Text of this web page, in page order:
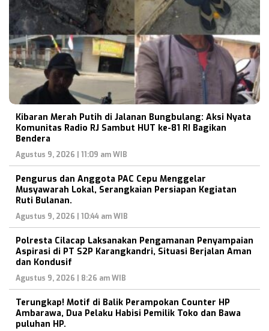
Kibaran Merah Putih di Jalanan Bungbulang: Aksi Nyata
Komunitas Radio RJ Sambut HUT ke-81 RI Bagikan
Bendera
Agustus 9, 2026 | 11:09 am WIB
Pengurus dan Anggota PAC Cepu Menggelar
Musyawarah Lokal, Serangkaian Persiapan Kegiatan
Ruti Bulanan.
Agustus 9, 2026 | 10:44 am WIB
Polresta Cilacap Laksanakan Pengamanan Penyampaian
Aspirasi di PT S2P Karangkandri, Situasi Berjalan Aman
dan Kondusif
Agustus 9, 2026 | 8:26 am WIB
Terungkap! Motif di Balik Perampokan Counter HP
Ambarawa, Dua Pelaku Habisi Pemilik Toko dan Bawa
puluhan HP.